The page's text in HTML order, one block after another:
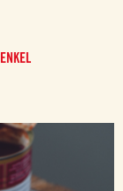
ENKEL